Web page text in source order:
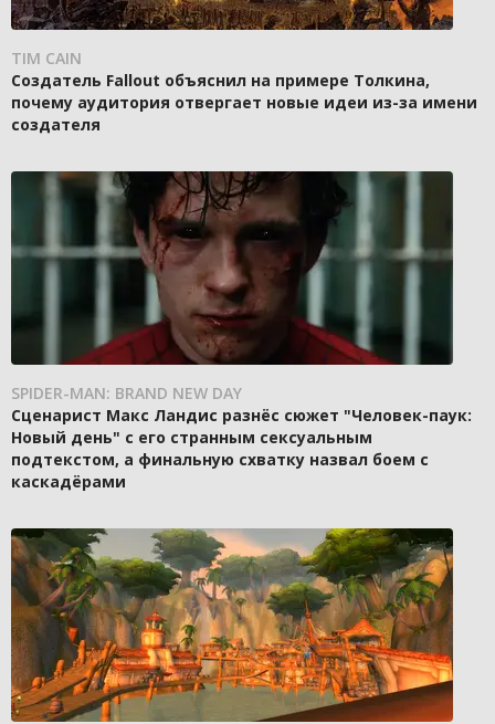
TIM CAIN
Создатель Fallout объяснил на примере Толкина,
почему аудитория отвергает новые идеи из-за имени
создателя
SPIDER-MAN: BRAND NEW DAY
Сценарист Макс Ландис разнёс сюжет "Человек-паук:
Новый день" с его странным сексуальным
подтекстом, а финальную схватку назвал боем с
каскадёрами